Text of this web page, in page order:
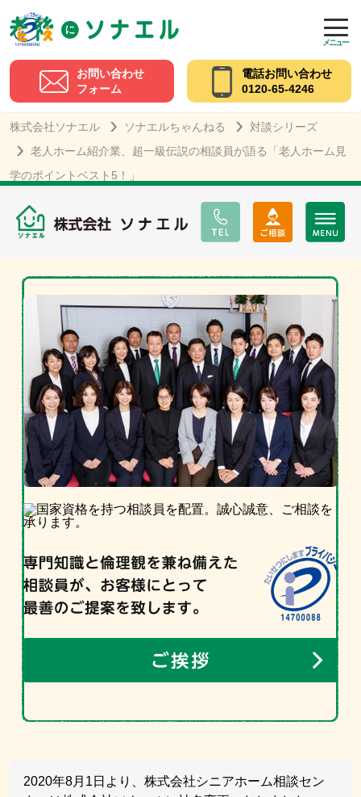
メニュー
お問い合わせ
フォーム
電話お問い合わせ
0120-65-4246
株式会社ソナエル ソナエルちゃんねる
対談シリーズ
老人ホーム紹介業、超一級伝説の相談員が語る「老人ホーム見
学のポイントベスト5！」
2020年8月1日より、株式会社シニアホーム相談セン